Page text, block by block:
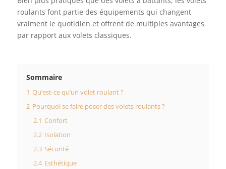
roulants font partie des équipements qui changent
vraiment le quotidien et offrent de multiples avantages
par rapport aux volets classiques.
Sommaire
1 Qu’est-ce qu’un volet roulant ?
2 Pourquoi se faire poser des volets roulants ?
2.1 Confort
2.2 Isolation
2.3 Sécurité
2.4 Esthétique